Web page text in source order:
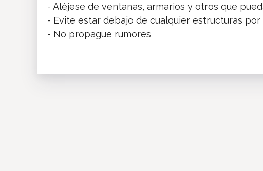
- Aléjese de ventanas, armarios y otros que
- Evite estar debajo de cualquier estructuras
- No propague rumores